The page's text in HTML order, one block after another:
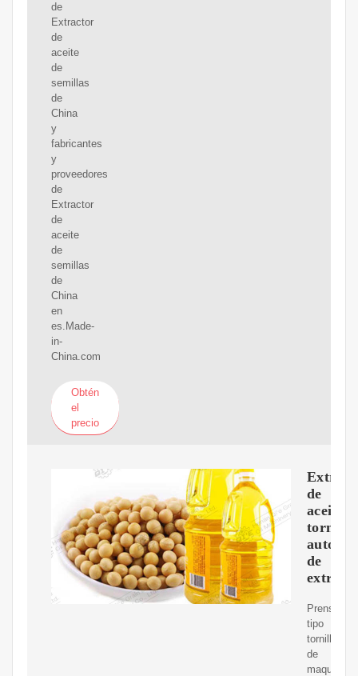
de
Extractor
de
aceite
de
semillas
de
China
y
fabricantes
y
proveedores
de
Extractor
de
aceite
de
semillas
de
China
en
es.Made-
in-
China.com
Obtén
el
precio
de
aceite
tornillo
de
Prensas
tipo
tornillo
de
maquinaria